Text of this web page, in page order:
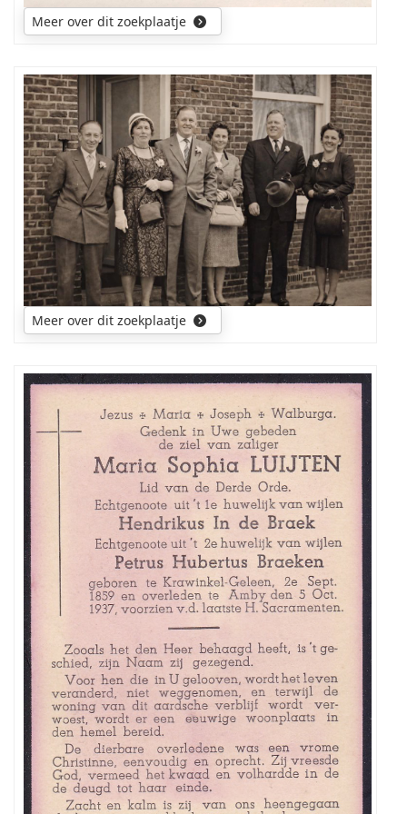
Meer over dit zoekplaatje
Wie
kan
mij
aan
namen
helpen
van
deze
personen?
Meer over dit zoekplaatje
Foto
gezocht
van
Maria
Sophia
Luijten,
geboren
te
Krawinkel-
Geleen
op
2
september
1859
,
overleden
te
Amby-
Maastricht
o
5
oktober